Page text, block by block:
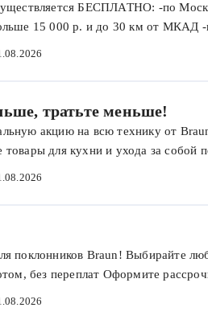
БЕСПЛАТНО: -по
15 000 р. и до 30 км от МКАД -
тратьте меньше!
акцию на всю технику от
товары для кухни и ухода за
поклонников Braun! Выбирайте
без переплат Оформите